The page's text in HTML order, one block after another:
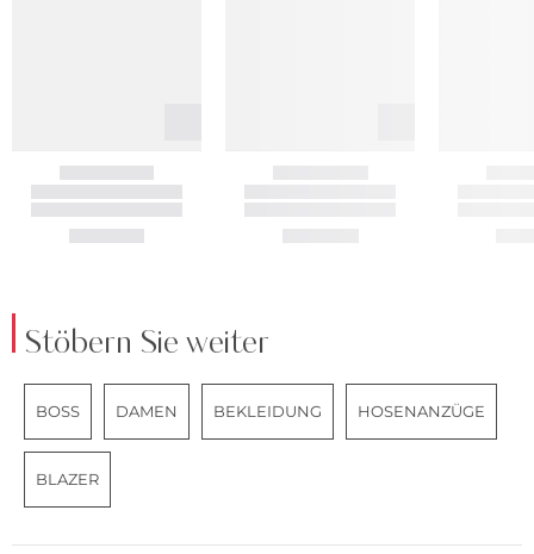
Stöbern Sie weiter
BOSS DAMEN BEKLEIDUNG HOSENANZÜGE
BLAZER